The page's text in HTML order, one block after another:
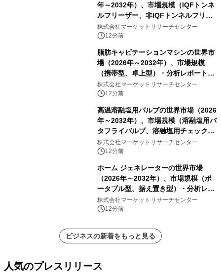
年～2032年）、市場規模（IQFトンネ
ルフリーザー、非IQFトンネルフリー
ザー、スパイラルフリーザー、プレー
トフリーザー、その他）・分析レポー
株式会社マーケットリサーチセンター
12分前
脂肪キャビテーションマシンの世界市
場（2026年～2032年）、市場規模
（携帯型、卓上型）・分析レポートを
発表
株式会社マーケットリサーチセンター
12分前
高温溶融塩用バルブの世界市場（2026
年～2032年）、市場規模（溶融塩用バ
タフライバルブ、溶融塩用チェックバ
ルブ、溶融塩用ゲートバルブ、Y型溶
融塩用グローブバルブ、電動式溶融塩
株式会社マーケットリサーチセンター
12分前
ホーム ジェネレーターの世界市場
（2026年～2032年）、市場規模（ポ
ータブル型、据え置き型）・分析レポ
ートを発表
株式会社マーケットリサーチセンター
12分前
ビジネスの新着をもっと見る
人気のプレスリリース